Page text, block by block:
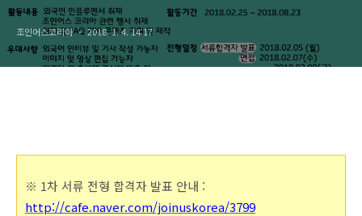
조인어스코리아 2018. 1. 4. 14:17
※ 1차 서류 전형 합격자 발표 안내 :
http://cafe.naver.com/joinuskorea/3799